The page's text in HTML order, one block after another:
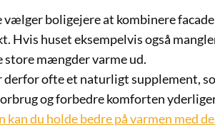
boligejere at kombinere
Hvis huset eksempelvis også
store mængder varme ud.
derfor ofte et naturligt supplement,
og forbedre komforten
kan du holde bedre på varmen med